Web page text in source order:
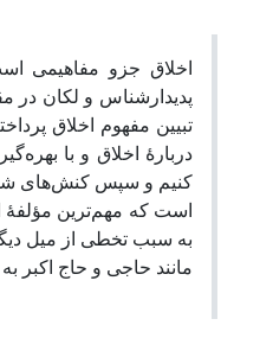
اخلاق جزو مفاهیمی
پدیدارشناس و لکان در
تبیین مفهوم اخلاق
دربارۀ اخلاق و با
کنیم و سپس کنش‌های
است که مهم‌ترین مؤلفۀ
به سبب تخطی از میل
مانند حاجی و حاج اکبر